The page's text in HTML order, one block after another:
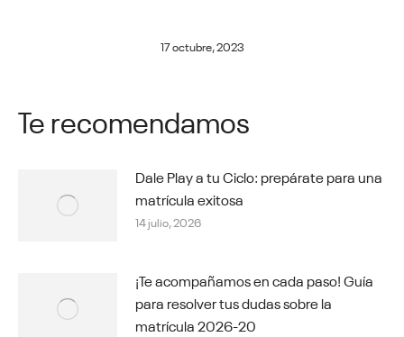
17 octubre, 2023
Te recomendamos
Dale Play a tu Ciclo: prepárate para una
matrícula exitosa
14 julio, 2026
¡Te acompañamos en cada paso! Guía
para resolver tus dudas sobre la
matrícula 2026-20